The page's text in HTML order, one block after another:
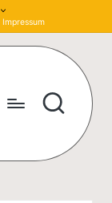
Impressum